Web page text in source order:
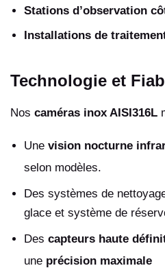
Stations d’observation
Installations de
Technologie et
Nos caméras inox AISI316L
Une vision nocturne
selon modèles.
Des systèmes de
glace et système de
Des capteurs haute
une précision maximale